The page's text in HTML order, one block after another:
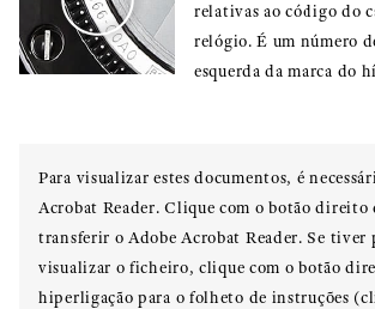
relativas ao código do
relógio. É um número
esquerda da marca do
Para visualizar estes documentos, é
Acrobat Reader. Clique com o botão direito
transferir o Adobe Acrobat Reader. Se tiver
visualizar o ficheiro, clique com o botão
hiperligação para o folheto de instruções